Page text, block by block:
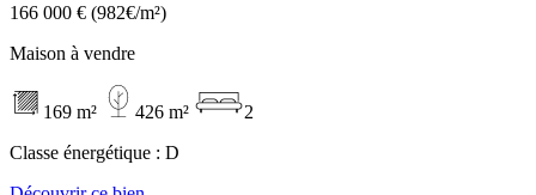
166 000 € (982€/m²)
Maison à vendre
169 m² 426 m²
2
Classe énergétique : D